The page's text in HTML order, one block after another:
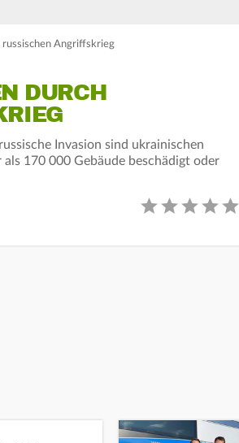
Angriffskrieg
DURCH
Invasion sind ukrainischen
170 000 Gebäude beschädigt oder